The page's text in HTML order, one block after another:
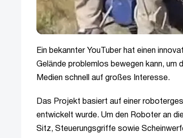
Ein bekannter YouTuber hat einen
Gelände problemlos bewegen kann, um
Medien schnell auf großes Interesse.
Das Projekt basiert auf einer
entwickelt wurde. Um den Roboter an
Sitz, Steuerungsgriffe sowie